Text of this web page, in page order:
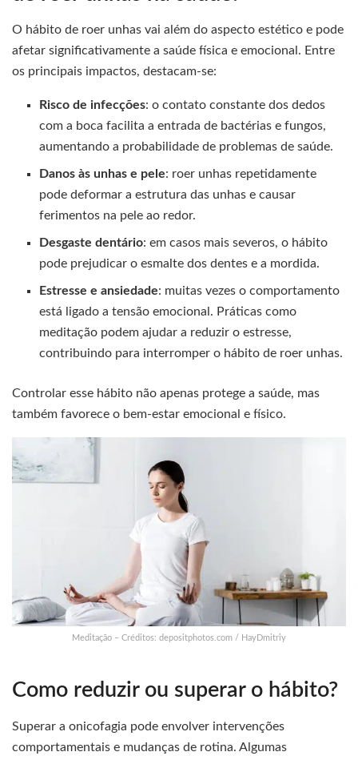
O hábito de roer unhas vai além do aspecto estético e pode
afetar significativamente a saúde física e emocional. Entre
os principais impactos, destacam-se:
Risco de infecções: o contato constante dos dedos
com a boca facilita a entrada de bactérias e fungos,
aumentando a probabilidade de problemas de saúde.
Danos às unhas e pele: roer unhas repetidamente
pode deformar a estrutura das unhas e causar
ferimentos na pele ao redor.
Desgaste dentário: em casos mais severos, o hábito
pode prejudicar o esmalte dos dentes e a mordida.
Estresse e ansiedade: muitas vezes o comportamento
está ligado a tensão emocional. Práticas como
meditação podem ajudar a reduzir o estresse,
contribuindo para interromper o hábito de roer unhas.
Controlar esse hábito não apenas protege a saúde, mas
também favorece o bem-estar emocional e físico.
Meditação – Créditos: depositphotos.com / HayDmitriy
Como reduzir ou superar o hábito?
Superar a onicofagia pode envolver intervenções
comportamentais e mudanças de rotina. Algumas